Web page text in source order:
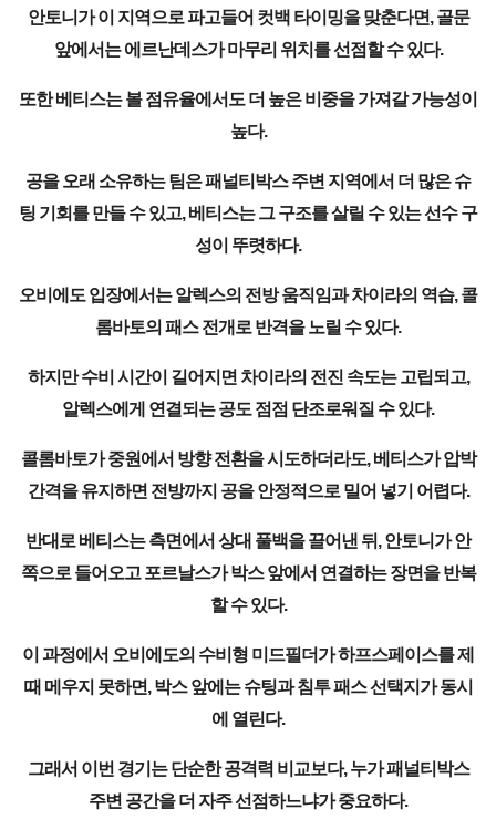
안토니가 이 지역으로 파고들어 컷백 타이밍을 맞춘다면, 골문
앞에서는 에르난데스가 마무리 위치를 선점할 수 있다.
또한 베티스는 볼 점유율에서도 더 높은 비중을 가져갈 가능성이
높다.
공을 오래 소유하는 팀은 패널티박스 주변 지역에서 더 많은 슈
팅 기회를 만들 수 있고, 베티스는 그 구조를 살릴 수 있는 선수 구
성이 뚜렷하다.
오비에도 입장에서는 알렉스의 전방 움직임과 차이라의 역습, 콜
롬바토의 패스 전개로 반격을 노릴 수 있다.
하지만 수비 시간이 길어지면 차이라의 전진 속도는 고립되고,
알렉스에게 연결되는 공도 점점 단조로워질 수 있다.
콜롬바토가 중원에서 방향 전환을 시도하더라도, 베티스가 압박
간격을 유지하면 전방까지 공을 안정적으로 밀어 넣기 어렵다.
반대로 베티스는 측면에서 상대 풀백을 끌어낸 뒤, 안토니가 안
쪽으로 들어오고 포르날스가 박스 앞에서 연결하는 장면을 반복
할 수 있다.
이 과정에서 오비에도의 수비형 미드필더가 하프스페이스를 제
때 메우지 못하면, 박스 앞에는 슈팅과 침투 패스 선택지가 동시
에 열린다.
그래서 이번 경기는 단순한 공격력 비교보다, 누가 패널티박스
주변 공간을 더 자주 선점하느냐가 중요하다.